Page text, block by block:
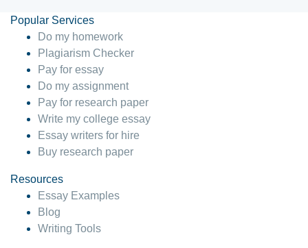
Popular Services
Do my homework
Plagiarism Checker
Pay for essay
Do my assignment
Pay for research paper
Write my college essay
Essay writers for hire
Buy research paper
Resources
Essay Examples
Blog
Writing Tools